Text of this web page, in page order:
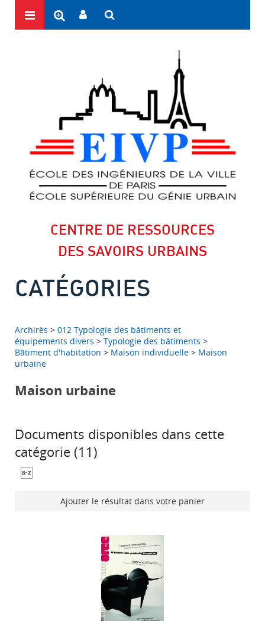
CENTRE DE RESSOURCES
DES SAVOIRS URBAINS
CATÉGORIES
Archirès > 012 Typologie des bâtiments et
équipements divers > Typologie des bâtiments >
Bâtiment d'habitation > Maison individuelle > Maison
urbaine
Maison urbaine
Documents disponibles dans cette
catégorie (11 )
Ajouter le résultat dans votre panier